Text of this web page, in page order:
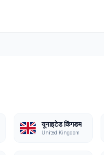
यूनाइटेड किंगडम
United Kingdom